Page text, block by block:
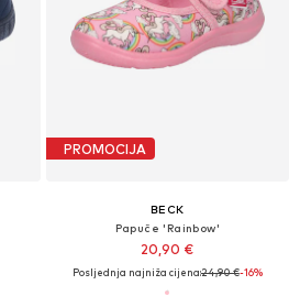
PROMOCIJA
BECK
Papuče 'Rainbow'
20,90 €
Posljednja najniža cijena:24,90 €-16%